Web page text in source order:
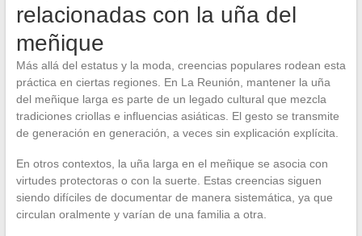
relacionadas con la uña del
meñique
Más allá del estatus y la moda, creencias populares rodean esta
práctica en ciertas regiones. En La Reunión, mantener la uña
del meñique larga es parte de un legado cultural que mezcla
tradiciones criollas e influencias asiáticas. El gesto se transmite
de generación en generación, a veces sin explicación explícita.
En otros contextos, la uña larga en el meñique se asocia con
virtudes protectoras o con la suerte. Estas creencias siguen
siendo difíciles de documentar de manera sistemática, ya que
circulan oralmente y varían de una familia a otra.